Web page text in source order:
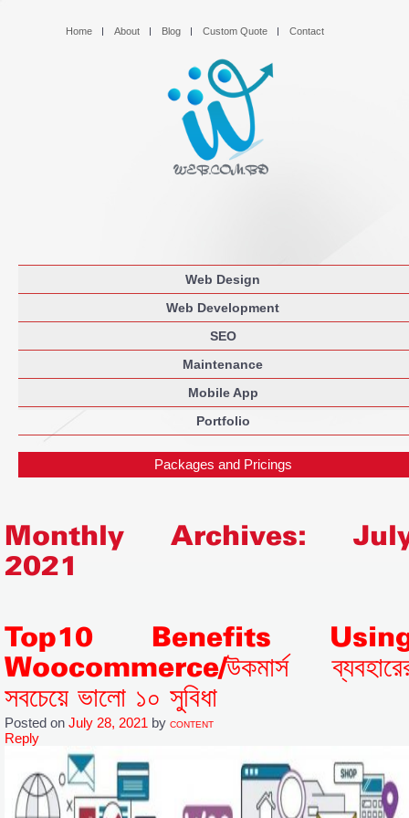
Home About Blog Custom Quote Contact
Web Design
Web Development
SEO
Maintenance
Mobile App
Portfolio
Packages and Pricings
Monthly Archives:
2021
Top10 Benefits
Woocommerce/উকমার্স
সবচেয়ে ভালো ১০ সুবিধা
Posted on July 28, 2021 by CONTENT
Reply